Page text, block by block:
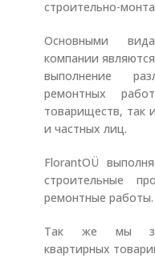
строительно-
Основными
компании
выполнение
ремонтных
товариществ, так
и частных лиц.
FlorantOÜ
строительные
ремонтные работы.
Так же мы
квартирных